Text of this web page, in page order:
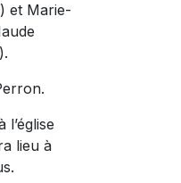
et Marie-
lieu à